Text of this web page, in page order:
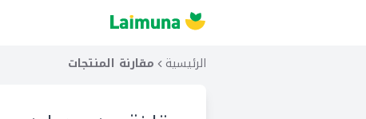
الرئيسية مقارنة المنتجات